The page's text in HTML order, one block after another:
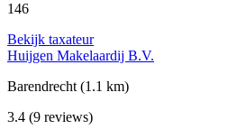
146
Bekijk taxateur
Huijgen Makelaardij B.V.
Barendrecht (1.1 km)
3.4 (9 reviews)